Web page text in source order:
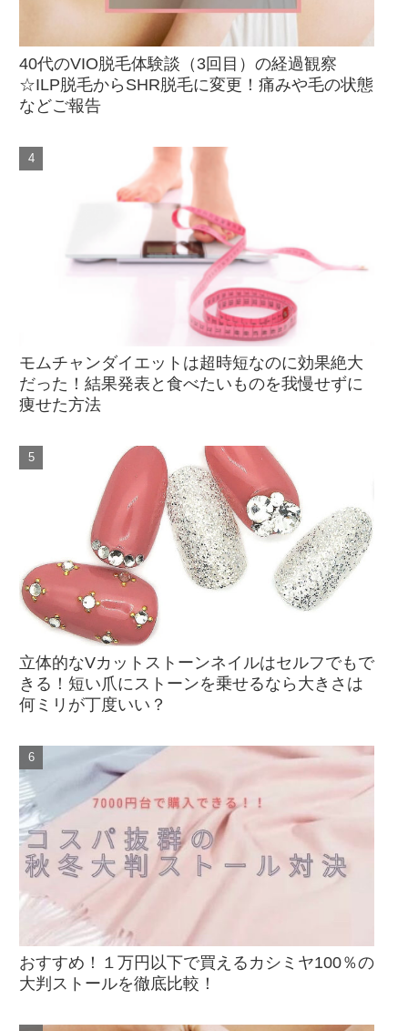
40代のVIO脱毛体験談（3回目）の経過観察
☆ILP脱毛からSHR脱毛に変更！痛みや毛の状態
などご報告
モムチャンダイエットは超時短なのに効果絶大
だった！結果発表と食べたいものを我慢せずに
痩せた方法
立体的なVカットストーンネイルはセルフでもで
きる！短い爪にストーンを乗せるなら大きさは
何ミリが丁度いい？
おすすめ！１万円以下で買えるカシミヤ100％の
大判ストールを徹底比較！